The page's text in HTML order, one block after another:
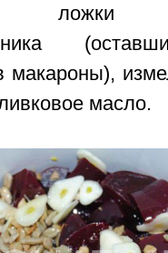
ложки
макароны),
масло.